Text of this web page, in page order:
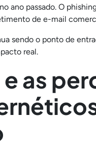
ano passado. O
de e-mail
sendo o ponto de
real.
as